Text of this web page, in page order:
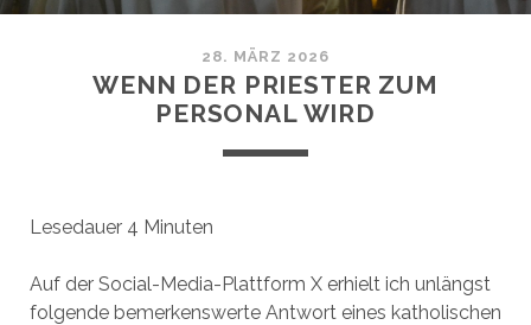
28. MÄRZ 2026
WENN DER PRIESTER ZUM
PERSONAL WIRD
Lesedauer 4 Minuten
Auf der Social-Media-Plattform X erhielt ich unlängst
folgende bemerkenswerte Antwort eines katholischen